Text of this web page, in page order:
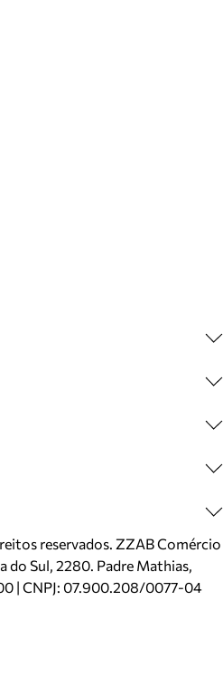
reservados. ZZAB Comércio
do Sul, 2280. Padre Mathias,
| CNPJ: 07.900.208/0077-04